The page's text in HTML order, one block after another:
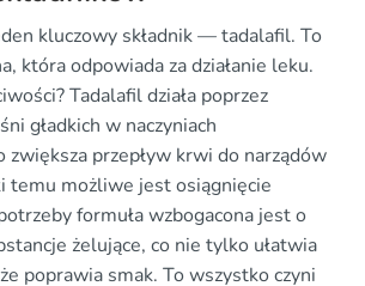
kluczowy składnik — tadalafil. To
która odpowiada za działanie leku.
Tadalafil działa poprzez
gładkich w naczyniach
zwiększa przepływ krwi do narządów
temu możliwe jest osiągnięcie
formuła wzbogacona jest o
żelujące, co nie tylko ułatwia
poprawia smak. To wszystko czyni